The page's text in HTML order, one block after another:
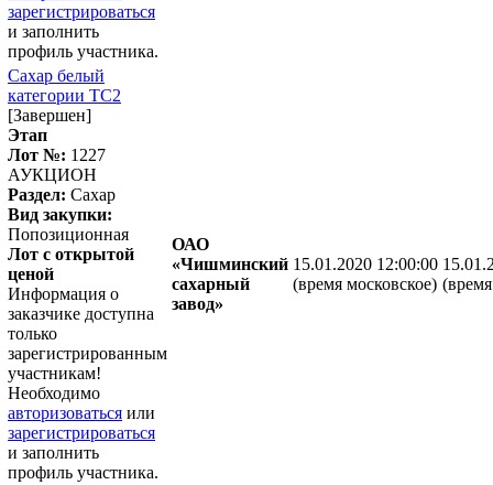
зарегистрироваться
и заполнить
профиль участника.
Сахар белый
категории ТС2
[Завершен]
Этап
Лот №: 1227
АУКЦИОН
Раздел: Сахар
Вид закупки:
Попозиционная
Лот с открытой
ценой
Информация о
заказчике доступна
только
зарегистрированным
участникам!
Необходимо
авторизоваться или
зарегистрироваться
и заполнить
профиль участника.
ОАО
«Чишминский
сахарный
завод»
15.01.2020 12:00:00
(время московское)